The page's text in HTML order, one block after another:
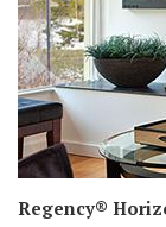
Regency®